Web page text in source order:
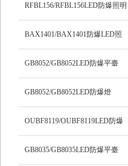
燈
RFBL156/RFBL156LED防爆照明
燈
BAX1401/BAX1401防爆LED照
明燈
GB8052/GB8052LED防爆平臺
(tái)燈
GB8052/GB8052LED防爆燈
OUBF8119/OUBF8119LED防爆
燈
GB8035/GB8035LED防爆平臺